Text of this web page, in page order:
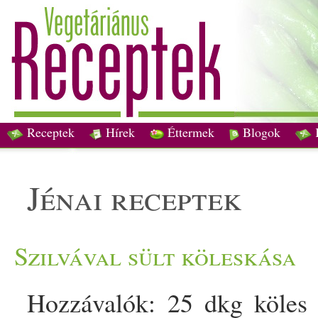
Receptek Hírek Éttermek Blogok
jénai receptek
Szilvával sült köleskása
Hozzávalók: 25 dkg